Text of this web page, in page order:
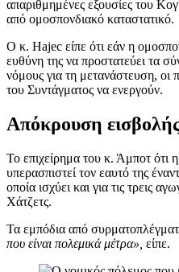
απαριθμημένες εξουσίες του
από ομοσπονδιακό καταστατικό.
Ο κ. Hajec είπε ότι εάν η
ευθύνη της να προστατεύει τα
νόμους για τη μετανάστευση, οι
του Συντάγματος να ενεργούν.
Απόκρουση
Το επιχείρημα του κ. Άμποτ ότι η
υπερασπιστεί τον εαυτό της
οποία ισχύει και για τις τρεις
Χάτζετς.
Τα εμπόδια από
που είναι πολεμικά μέτρα», είπε.